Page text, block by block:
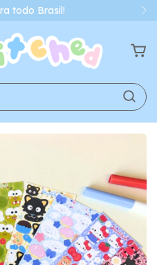
todo Brasil!